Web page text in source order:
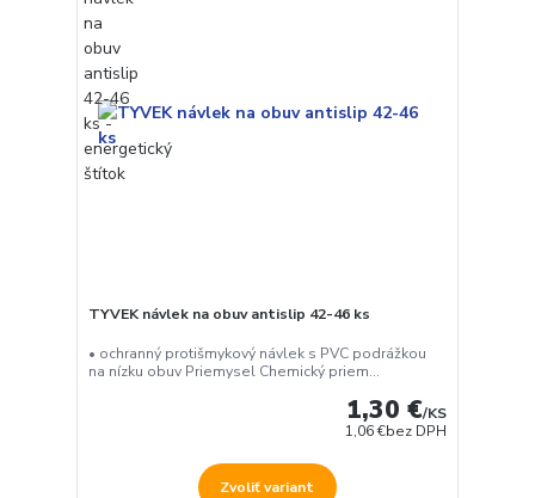
TYVEK návlek na obuv antislip 42-46 ks
• ochranný protišmykový návlek s PVC podrážkou
na nízku obuv Priemysel Chemický priem...
1,30 €/KS
1,06 €bez DPH
Zvoliť variant